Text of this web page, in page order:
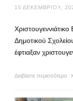
15 ΔΕΚΕΜΒΡΊΟΥ,
Δημοτικού
έφτιαξαν
Διαβάστε περισσότερα